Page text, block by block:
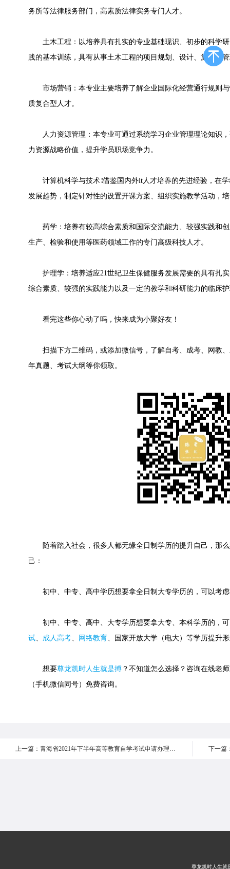
务所等法律服务部门，高素质法律实务专门人才。
土木工程：以培养具有扎实的专业基础现识、初步的科学研
践的基本训练，具有从事土木工程的项目规划、设计、施工和
市场营销：本专业主要培养了解企业国际化经营通行规则与
质复合型人才。
人力资源管理：本专业可通过系统学习企业管理理论知识，
力资源战略价值，提升学员职场竞争力。
计算机科学与技术∶借鉴国内外it人才培养的先进经验，在学
发展趋势，制定针对性的设置开课方案、组织实施教学活动，
药学：培养有较高综合素质和国际交流能力、较强实践和创
生产、检验和使用等医药领域工作的专门高级科技人才。
护理学：培养适应21世纪卫生保健服务发展需要的具有扎实
综合素质、较强的实践能力以及一定的教学和科研能力的临床
看完这些你心动了吗，快来成为小聚好友！
扫描下方二维码，或添加微信号，了解自考、成考、网教、
年真题、考试大纲等你领取。
随着踏入社会，很多人都无缘全日制学历的提升自己，那么
己：
初中、中专、高中学历想要拿全日制大专学历的，可以考虑
初中、中专、高中、大专学历想要拿大专、本科学历的，可
试、 成人高考、 网络教育、国家开放大学（电大）等学历提升
想要尊龙凯时人生就是搏 ？不知道怎么选择？咨询在线老
（手机微信同号）免费咨询。
上一篇：青海省2021年下半年高等教育自学考试申请办理毕业事项的通告
尊龙凯时人生就